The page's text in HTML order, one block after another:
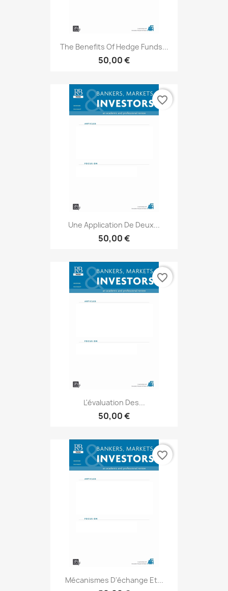
The Benefits Of Hedge Funds...
50,00 €
Une Application De Deux...
50,00 €
favorite_border
L'évaluation Des...
50,00 €
favorite_border
Mécanismes D'échange Et...
favorite_border